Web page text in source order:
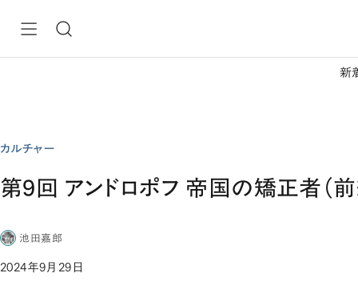
新
カルチャー
第9回 アンドロポフ 帝国の矯正者（前
池田嘉郎
2024年9月29日